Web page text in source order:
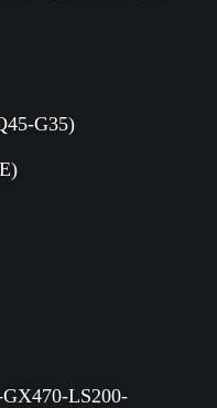
G35)
LS200-